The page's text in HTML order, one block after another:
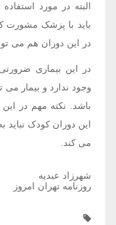
البته در مورد
باید با پزشک مشورت
در این دوران هم می
در این بیماری
وجود ندارد و بیمار
باشد. نکته مهم در
این دوران کودک
می کند.
شهرزاد عبدیه
روزنامه تهران امروز